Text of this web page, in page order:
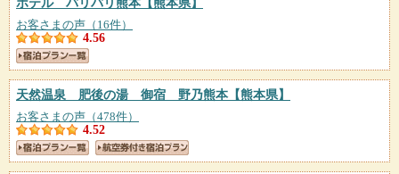
お客さまの声（16件）
4.56
天然温泉 肥後の湯 御宿 野乃熊本【熊本県】
お客さまの声（478件）
4.52